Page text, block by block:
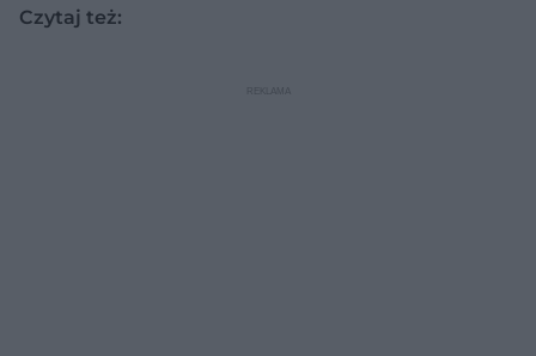
Czytaj też: